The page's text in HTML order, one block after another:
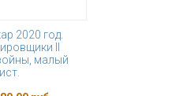
2020 год.
II
малый